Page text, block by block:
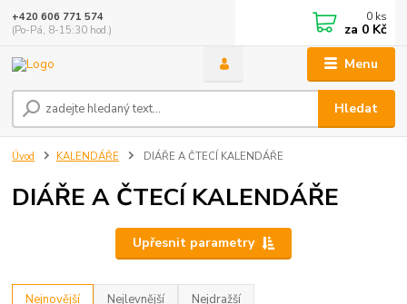
Menu
Hledat
+420 606 771 574
(Po-Pá, 8-15:30 hod.)
0 ks
za 0 Kč
Úvod KALENDÁŘE DIÁŘE A ČTECÍ KALENDÁŘE
DIÁŘE A ČTECÍ KALENDÁŘE
Upřesnit parametry
Nejnovější Nejlevnější Nejdražší